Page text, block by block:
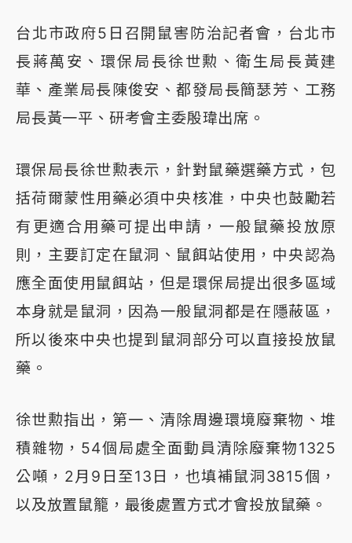
台北市政府5日召開鼠害防治記者會，台北市
長蔣萬安、環保局長徐世勲、衛生局長黃建
華、產業局長陳俊安、都發局長簡瑟芳、工務
局長黃一平、研考會主委殷瑋出席。
環保局長徐世勲表示，針對鼠藥選藥方式，包
括荷爾蒙性用藥必須中央核准，中央也鼓勵若
有更適合用藥可提出申請，一般鼠藥投放原
則，主要訂定在鼠洞、鼠餌站使用，中央認為
應全面使用鼠餌站，但是環保局提出很多區域
本身就是鼠洞，因為一般鼠洞都是在隱蔽區，
所以後來中央也提到鼠洞部分可以直接投放鼠
藥。
徐世勲指出，第一、清除周邊環境廢棄物、堆
積雜物，54個局處全面動員清除廢棄物1325
公噸，2月9日至13日，也填補鼠洞3815個，
以及放置鼠籠，最後處置方式才會投放鼠藥。